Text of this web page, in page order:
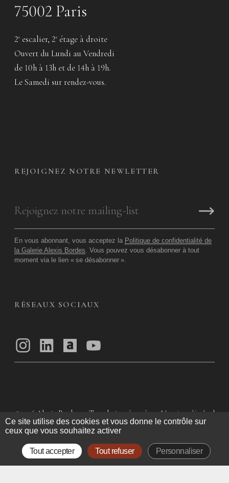
75002 Paris
2e escalier, 2e étage à droite
Ouvert du Lundi au Vendredi
de 10h à 13h et de 14h à 19h.
Le Samedi sur rendez-vous.
REJOIGNEZ NOTRE NEWLETTER
En vous abonnant, vous acceptez la Politique de confidentialité de
la Galerie Alexis Bordes . Vous pouvez vous désabonner à tout
moment via le lien « se désabonner ».
RÉSEAUX SOCIAUX
© 2026 Alexis Bordes — Tous droits réservés Mentions légales
|
Politique de confidentialité |Conditions Générales d’utilisation
Conditions Générales de Vente
Ce site utilise des cookies et vous donne le contrôle sur
ceux que vous souhaitez activer
Tout accepter Tout refuser Personnaliser